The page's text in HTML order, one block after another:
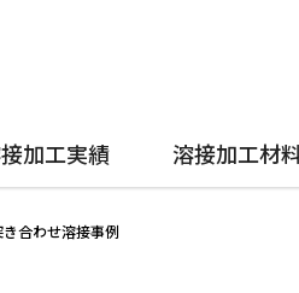
加工実績 溶接加工材
合わせ溶接事例